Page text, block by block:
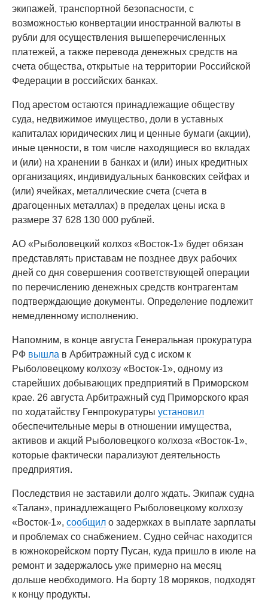
экипажей, транспортной безопасности, с
возможностью конвертации иностранной валюты в
рубли для осуществления вышеперечисленных
платежей, а также перевода денежных средств на
счета общества, открытые на территории Российской
Федерации в российских банках.
Под арестом остаются принадлежащие обществу
суда, недвижимое имущество, доли в уставных
капиталах юридических лиц и ценные бумаги (акции),
иные ценности, в том числе находящиеся во вкладах
и (или) на хранении в банках и (или) иных кредитных
организациях, индивидуальных банковских сейфах и
(или) ячейках, металлические счета (счета в
драгоценных металлах) в пределах цены иска в
размере 37 628 130 000 рублей.
АО «Рыболовецкий колхоз «Восток-1» будет обязан
представлять приставам не позднее двух рабочих
дней со дня совершения соответствующей операции
по перечислению денежных средств контрагентам
подтверждающие документы. Определение подлежит
немедленному исполнению.
Напомним, в конце августа Генеральная прокуратура
РФ вышла в Арбитражный суд с иском к
Рыболовецкому колхозу «Восток-1», одному из
старейших добывающих предприятий в Приморском
крае. 26 августа Арбитражный суд Приморского края
по ходатайству Генпрокуратуры установил
обеспечительные меры в отношении имущества,
активов и акций Рыболовецкого колхоза «Восток-1»,
которые фактически парализуют деятельность
предприятия.
Последствия не заставили долго ждать. Экипаж судна
«Талан», принадлежащего Рыболовецкому колхозу
«Восток-1», сообщил о задержках в выплате зарплаты
и проблемах со снабжением. Судно сейчас находится
в южнокорейском порту Пусан, куда пришло в июле на
ремонт и задержалось уже примерно на месяц
дольше необходимого. На борту 18 моряков, подходят
к концу продукты.